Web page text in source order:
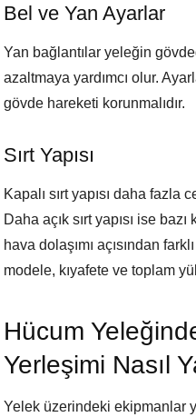
Bel ve Yan Ayarlar
Yan bağlantılar yeleğin
azaltmaya yardımcı olur.
gövde hareketi korunmalıdır.
Sırt Yapısı
Kapalı sırt yapısı daha fazla
Daha açık sırt yapısı ise
hava dolaşımı açısından
modele, kıyafete ve toplam
Hücum
Yerleşimi Nasıl
Yelek üzerindeki ekipmanlar